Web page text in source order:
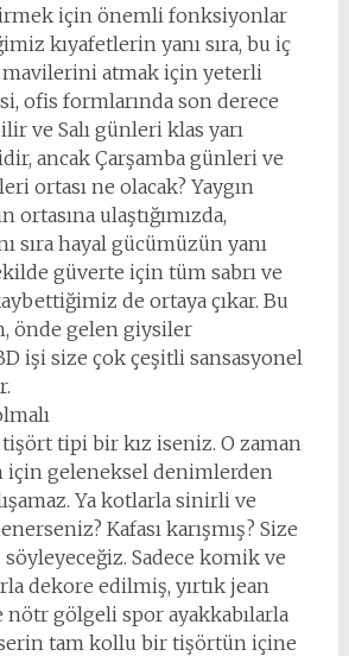
için önemli fonksiyonlar
kıyafetlerin yanı sıra, bu iç
mavilerini atmak için yeterli
ofis formlarında son derece
ve Salı günleri klas yarı
ancak Çarşamba günleri ve
ortası ne olacak? Yaygın
ortasına ulaştığımızda,
sıra hayal gücümüzün yanı
güverte için tüm sabrı ve
de ortaya çıkar. Bu
önde gelen giysiler
işi size çok çeşitli sansasyonel
tipi bir kız iseniz. O zaman
için geleneksel denimlerden
Ya kotlarla sinirli ve
Kafası karışmış? Size
Sadece komik ve
dekore edilmiş, yırtık jean
nötr gölgeli spor ayakkabılarla
serin tam kollu bir tişörtün içine